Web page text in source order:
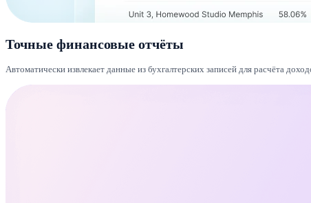
Точные финансовые отчёты
Автоматически извлекает данные из бухгалтерских записей для расчёта